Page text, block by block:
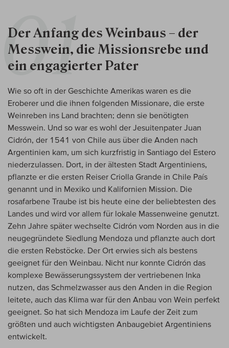
Der Anfang des Weinbaus – der
Messwein, die Missionsrebe und
ein engagierter Pater
Wie so oft in der Geschichte Amerikas waren es die
Eroberer und die ihnen folgenden Missionare, die erste
Weinreben ins Land brachten; denn sie benötigten
Messwein. Und so war es wohl der Jesuitenpater Juan
Cidrón, der 1541 von Chile aus über die Anden nach
Argentinien kam, um sich kurzfristig in Santiago del Estero
niederzulassen. Dort, in der ältesten Stadt Argentiniens,
pflanzte er die ersten Reiser Criolla Grande in Chile País
genannt und in Mexiko und Kalifornien Mission. Die
rosafarbene Traube ist bis heute eine der beliebtesten des
Landes und wird vor allem für lokale Massenweine genutzt.
Zehn Jahre später wechselte Cidrón vom Norden aus in die
neugegründete Siedlung Mendoza und pflanzte auch dort
die ersten Rebstöcke. Der Ort erwies sich als bestens
geeignet für den Weinbau. Nicht nur konnte Cidrón das
komplexe Bewässerungssystem der vertriebenen Inka
nutzen, das Schmelzwasser aus den Anden in die Region
leitete, auch das Klima war für den Anbau von Wein perfekt
geeignet. So hat sich Mendoza im Laufe der Zeit zum
größten und auch wichtigsten Anbaugebiet Argentiniens
entwickelt.